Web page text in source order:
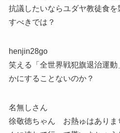
抗議したいならユダヤ教徒食
すべきでは？
henjin28go
笑える「全世界戦犯旗退治運
かにすることないのか？
名無しさん
徐敬徳ちゃん お熱ゅはありま